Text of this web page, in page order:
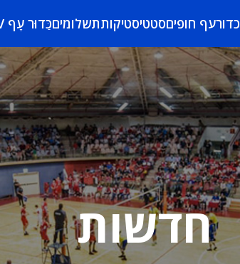
כדורעף חופיםסטטיסטיקותתשלומיםכַּדוּר עָף TV
חדשות